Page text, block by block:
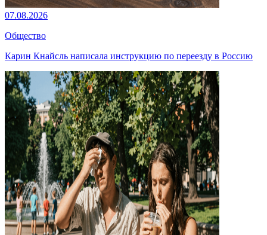
07.08.2026
Общество
Карин Кнайсль написала инструкцию по переезду в Россию